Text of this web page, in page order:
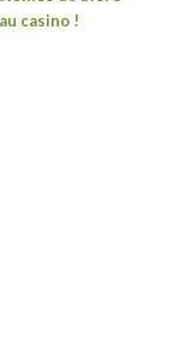
casino !